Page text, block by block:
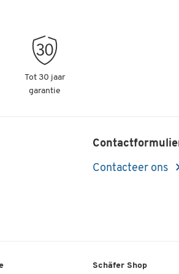
Tot 30 jaar
garantie
Contacteer ons
Schäfer Shop